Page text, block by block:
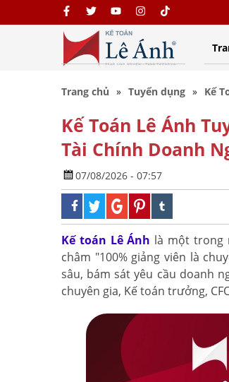
Trang chủ Tuyển dụng Kế
Kế Toán Lê Ánh
Tài Chính Doanh
07/08/2026 - 07:57
Kế toán Lê Ánh là một trong
châm "100% giảng viên là
sâu, bám sát yêu cầu doanh
chuyên gia, Kế toán trưởng,